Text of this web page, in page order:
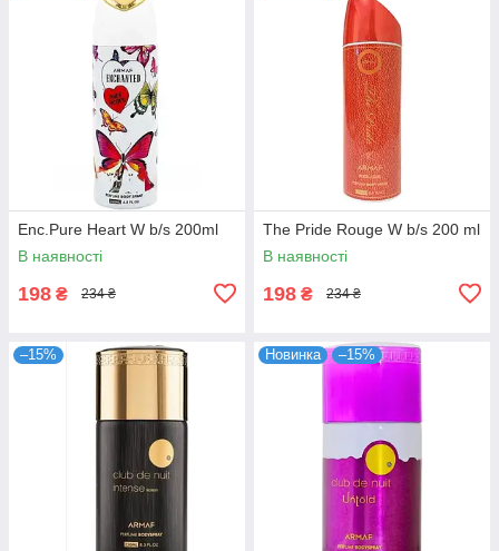
Enc.Pure Heart W b/s 200ml
В наявності
198 ₴ 234 ₴
The Pride Rouge W b/s 200 ml
В наявності
198 ₴ 234 ₴
–15% Новинка –15%